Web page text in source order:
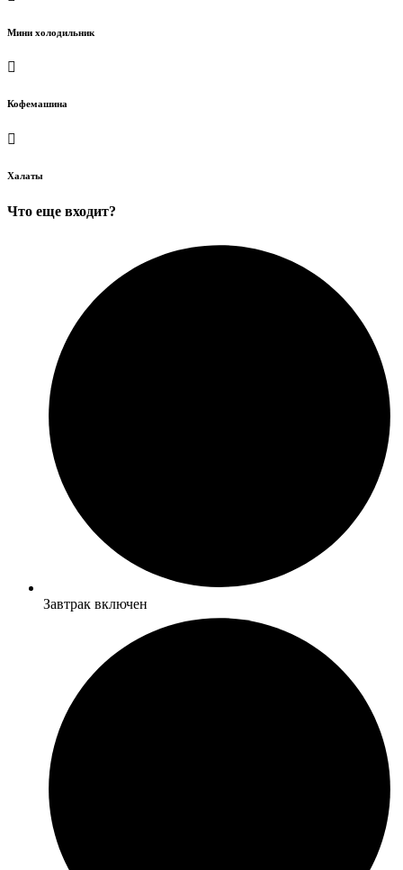
Мини холодильник
Кофемашина
Халаты
Что еще входит?
Завтрак включен